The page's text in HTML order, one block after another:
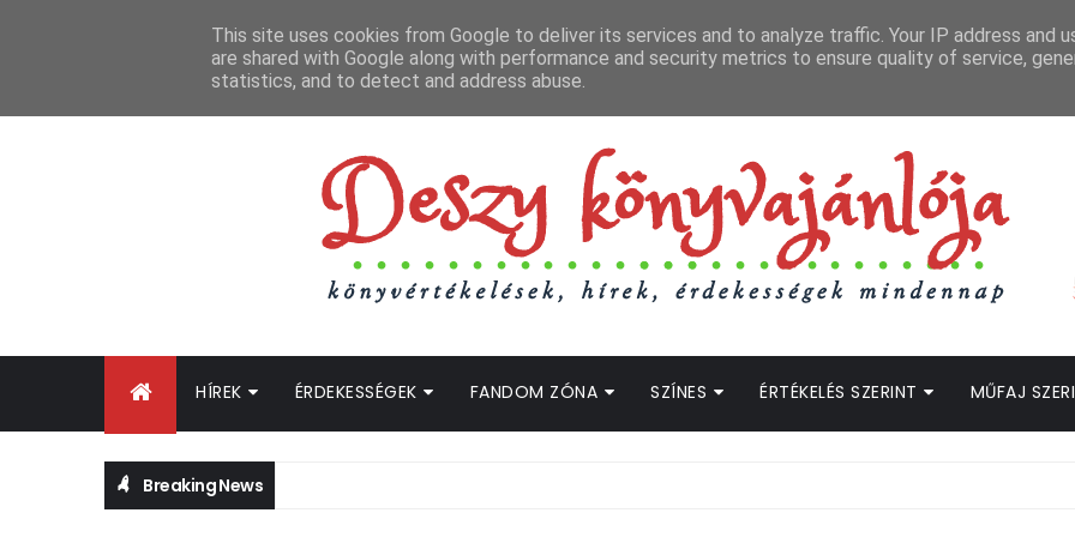
HÍREK ÉRDEKESSÉGEK FANDOM ZÓNA SZÍNES ÉRTÉKELÉS SZERINT MŰFAJ
Breaking News
This site uses cookies from Google to deliver its services and to analyze traffic. Your IP address and
are shared with Google along with performance and security metrics to ensure quality of service,
statistics, and to detect and address abuse.